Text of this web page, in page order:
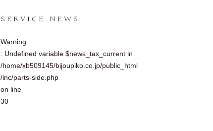
SERVICE NEWS
Warning
: Undefined variable $news_tax_current in
/home/xb509145/bijoupiko.co.jp/public_html
/inc/parts-side.php
on line
30